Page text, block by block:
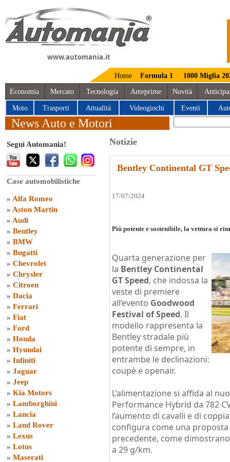
www.automania.it
Home Formula 1 1000 Miglia
Economia Mercato Tecnologia Anteprime Novità
Moto Trasporti Attualità Videogiochi Eventi
News Auto e Motori
Segui Automania!
Case automobilistiche
» Alfa Romeo
» Aston Martin
» Audi
» Bentley
» BMW
» Bugatti
» Chevrolet
» Chrysler
» Citroen
» Dacia
» Ferrari
» Fiat
» Ford
» Honda
» Hyundai
» Infiniti
» Jaguar
» Jeep
» Kia Motors
» Lamborghini
» Lancia
» Land Rover
» Lexus
» Lotus
» Maserati
Notizie
Bentley Continental GT
17/07/2024
Più potente e sostenibile, la vettura si
Quarta generazione per
la Bentley Continental
GT Speed, che indossa la
veste di premiere
all’evento Goodwood
Festival of Speed. Il
modello rappresenta la
Bentley stradale più
potente di sempre, in
entrambe le declinazioni:
coupè e openair.
L’alimentazione si affida al
Performance Hybrid da 782
l’aumento di cavalli e di
configura come una
precedente, come
a 29 g/km.